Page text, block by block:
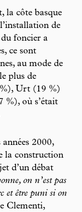
la côte basque
de
foncier a
ce sont
au mode de
plus de
Urt (19 %)
%), où s’était
années 2000,
la construction
d’un débat
on n’est pas
et être puni si on
Clementi,